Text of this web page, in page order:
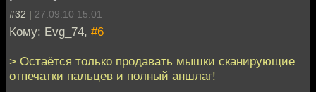
#32 | 27.09.10 15:01
Кому: Evg_74, #6
> Остаётся только продавать мышки сканирующие
отпечатки пальцев и полный аншлаг!